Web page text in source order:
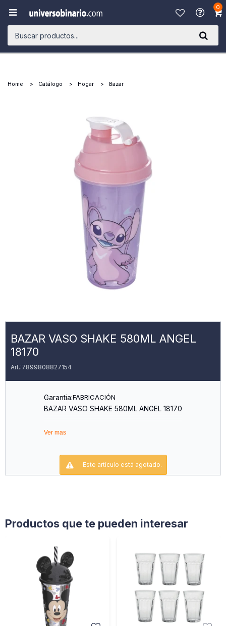
0

Home Catálogo Hogar Bazar
BAZAR VASO SHAKE 580ML ANGEL
18170
7899808827154
Garantia:FABRICACIÓN
BAZAR VASO SHAKE 580ML ANGEL 18170
Ver mas
Este artículo está agotado.
Productos que te pueden interesar